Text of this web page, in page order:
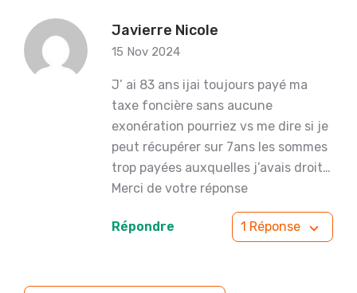
Javierre Nicole
15 Nov 2024
J’ ai 83 ans ijai toujours payé ma
taxe foncière sans aucune
exonération pourriez vs me dire si je
peut récupérer sur 7ans les sommes
trop payées auxquelles j’avais droit…
Merci de votre réponse
Répondre 1 Réponse